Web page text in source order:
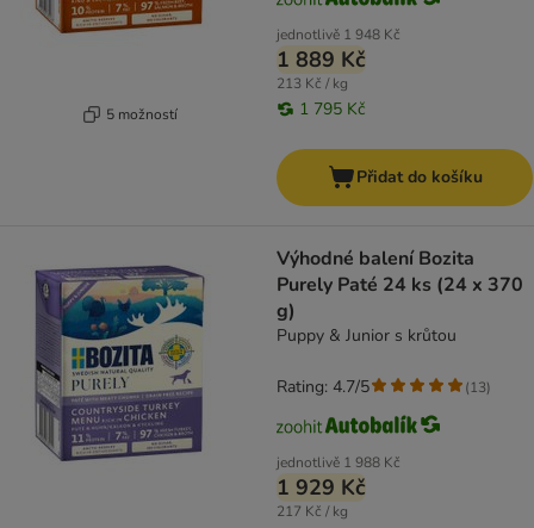
5 možností
jednotlivě 1 948 Kč
1 889 Kč
213 Kč / kg
1 795 Kč
Přidat do košíku
Výhodné balení Bozita
Purely Paté 24 ks (24 x 370
g)
Puppy & Junior s krůtou
jednotlivě 1 988 Kč
1 929 Kč
217 Kč / kg
Rating: 4.7/5 (13)